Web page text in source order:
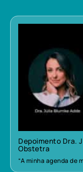
Depoimento Dra.
Obstetra
“A minha agenda de